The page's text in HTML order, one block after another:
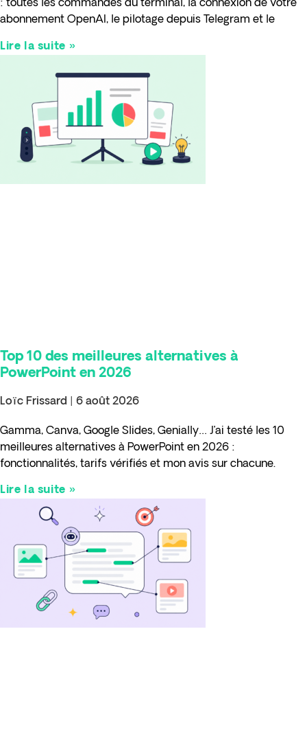
: toutes les commandes du terminal, la connexion de votre
abonnement OpenAI, le pilotage depuis Telegram et le
Lire la suite »
Top 10 des meilleures alternatives à
PowerPoint en 2026
Loïc Frissard 6 août 2026
Gamma, Canva, Google Slides, Genially… J’ai testé les 10
meilleures alternatives à PowerPoint en 2026 :
fonctionnalités, tarifs vérifiés et mon avis sur chacune.
Lire la suite »